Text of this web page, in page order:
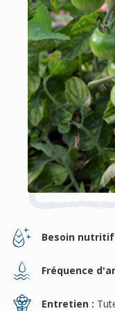
Besoin
Fréquence
Entretien :